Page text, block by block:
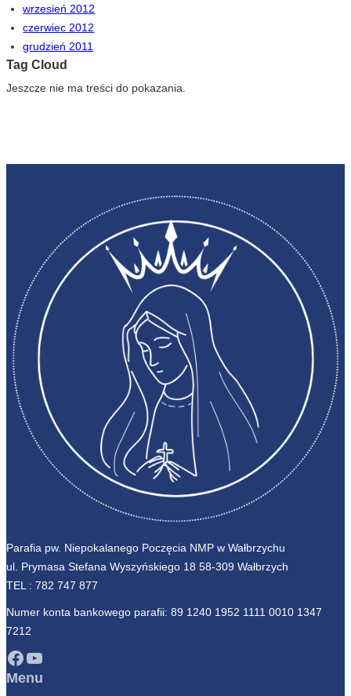
wrzesień 2012
czerwiec 2012
grudzień 2011
Tag Cloud
Jeszcze nie ma treści do pokazania.
Parafia pw. Niepokalanego Poczęcia NMP w Wałbrzychu
ul. Prymasa Stefana Wyszyńskiego 18 58-309 Wałbrzych
TEL : 782 747 877
Numer konta bankowego parafii: 89 1240 1952 1111 0010 1347
7212
Facebook YouTube
Menu